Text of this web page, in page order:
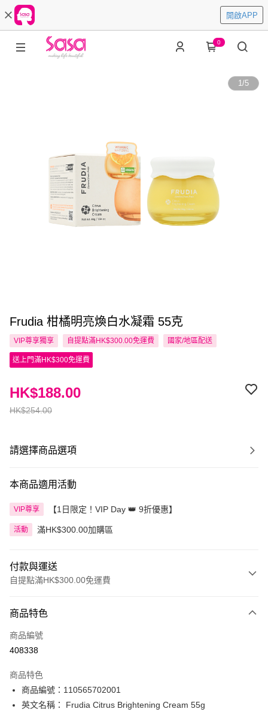
開啟APP
0
1/5
Frudia 柑橘明亮煥白水凝霜 55克
VIP尊享獨享 自提點滿HK$300.00免運費 國家/地區配送
送上門滿HK$300免運費
HK$254.00
HK$188.00
請選擇商品選項
本商品適用活動
VIP尊享 【1日限定！VIP Day 👑 9折優惠】
活動 滿HK$300.00加購區
付款與運送
自提點滿HK$300.00免運費
信用卡
Apple Pay
PayMe
WeChat Pay
商品特色
商品編號
408338
商品特色
商品編號：110565702001
英文名稱： Frudia Citrus Brightening Cream 55g